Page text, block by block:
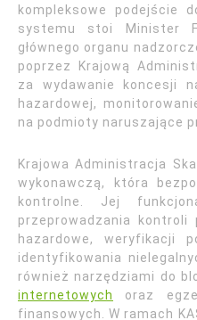
kompleksowe podejście
systemu stoi Minister
głównego organu
poprzez Krajową
za wydawanie koncesji
hazardowej,
na podmioty naruszające
Krajowa Administracja
wykonawczą, która
kontrolne. Jej
przeprowadzania
hazardowe, weryfikacji
identyfikowania
również narzędziami do
internetowych
oraz
finansowych. W ramach